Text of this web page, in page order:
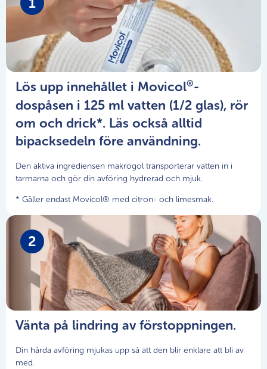
Lös upp innehållet i Movicol®-
dospåsen i 125 ml vatten (1/2 glas), rör
om och drick*. Läs också alltid
bipacksedeln före användning.
Den aktiva ingrediensen makrogol transporterar vatten in i
tarmarna och gör din avföring hydrerad och mjuk.
* Gäller endast Movicol® med citron- och limesmak.
2
Vänta på lindring av förstoppningen.
Din hårda avföring mjukas upp så att den blir enklare att bli av
med.